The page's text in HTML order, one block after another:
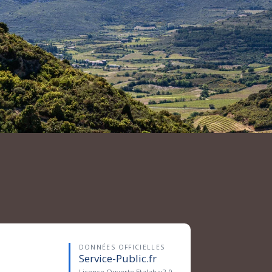
DONNÉES OFFICIELLES
Service-Public.fr